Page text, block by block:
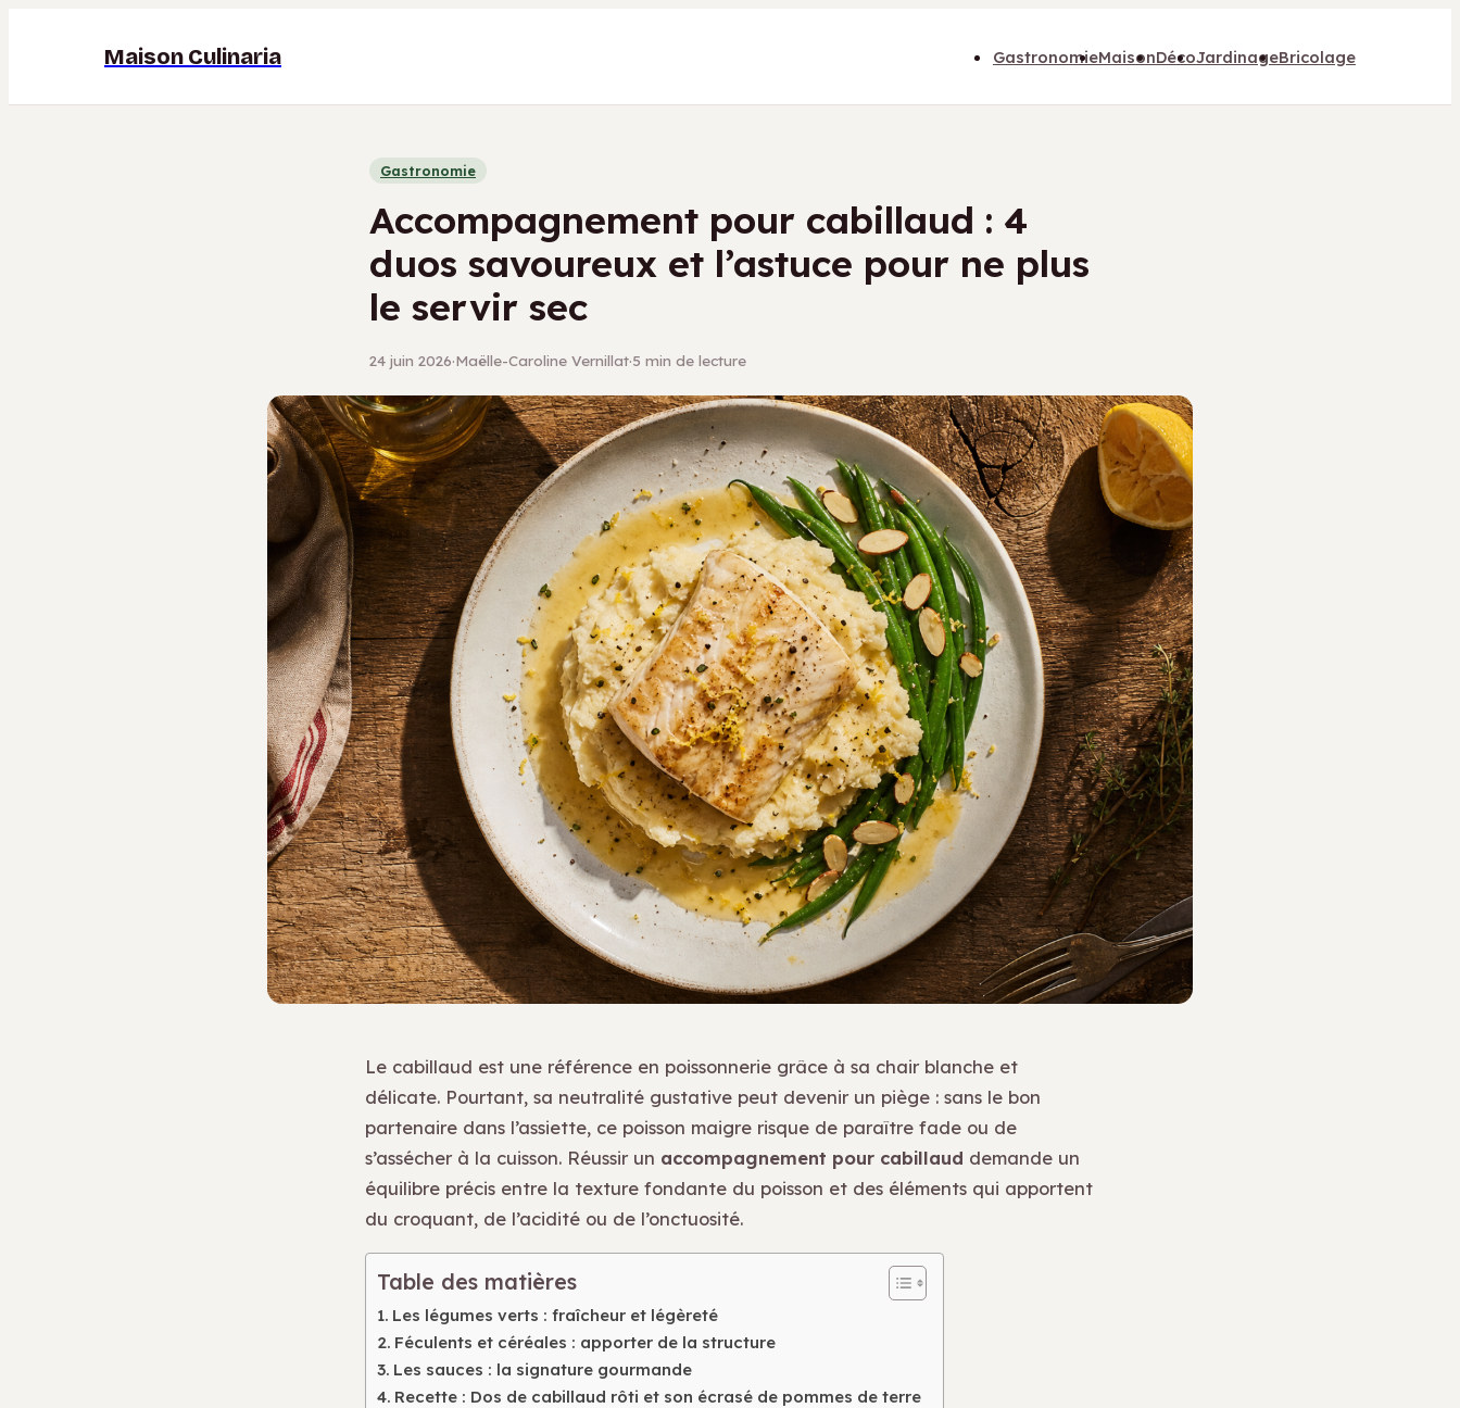
Maison Culinaria GastronomieMaisonDécoJardinageBricolage
Gastronomie
Accompagnement pour cabillaud : 4
duos savoureux et l’astuce pour ne plus
le servir sec
24 juin 2026·Maëlle-Caroline Vernillat·5 min de lecture
Le cabillaud est une référence en poissonnerie grâce à sa chair blanche et
délicate. Pourtant, sa neutralité gustative peut devenir un piège : sans le bon
partenaire dans l’assiette, ce poisson maigre risque de paraître fade ou de
s’assécher à la cuisson. Réussir un accompagnement pour cabillaud demande un
équilibre précis entre la texture fondante du poisson et des éléments qui apportent
du croquant, de l’acidité ou de l’onctuosité.
Table des matières
Les légumes verts : fraîcheur et légèreté
Féculents et céréales : apporter de la structure
Les sauces : la signature gourmande
Recette : Dos de cabillaud rôti et son écrasé de pommes de terre